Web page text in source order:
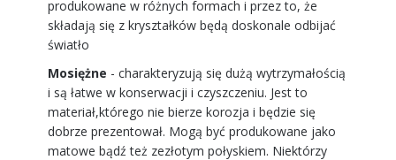
produkowane w różnych formach i przez to, że
składają się z kryształków będą doskonale odbijać
światło
Mosiężne - charakteryzują się dużą wytrzymałością
i są łatwe w konserwacji i czyszczeniu. Jest to
materiał,którego nie bierze korozja i będzie się
dobrze prezentował. Mogą być produkowane jako
matowe bądź też zezłotym połyskiem. Niektórzy